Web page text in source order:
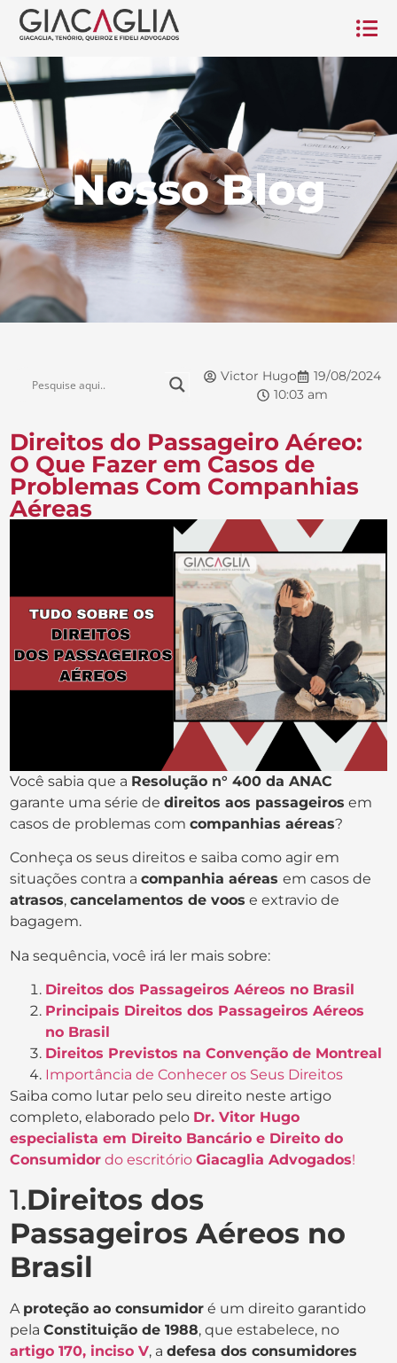
Nosso Blog
Victor Hugo
19/08/2024
10:03 am
Direitos do Passageiro Aéreo:
O Que Fazer em Casos de
Problemas Com Companhias
Aéreas
Você sabia que a Resolução n° 400 da ANAC
garante uma série dedireitos aos passageiros em
casos de problemas comcompanhias aéreas?
Conheça os seus direitos e saiba como agir em
situações contra acompanhia aéreasem casos de
atrasos,cancelamentos de voos e extravio de
bagagem.
Na sequência, você irá ler mais sobre:
Direitos dos Passageiros Aéreos no Brasil
Principais Direitos dos Passageiros Aéreos
no Brasil
Direitos Previstos na Convenção de Montreal
Importância de Conhecer os Seus Direitos
Saiba como lutar pelo seu direito neste artigo
completo, elaborado pelo Dr. Vitor Hugo
especialista em Direito Bancário e Direito do
Consumidor do escritórioGiacaglia Advogados!
1.Direitos dos
Passageiros Aéreos no
Brasil
A proteção ao consumidor é um direito garantido
pelaConstituição de 1988, que estabelece, no
artigo 170, inciso V, adefesa dos consumidores